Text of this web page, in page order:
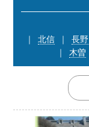
北信
長野
木曽